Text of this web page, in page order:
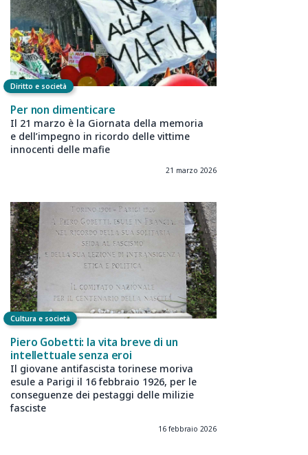
Diritto e società
Per non dimenticare
Il 21 marzo è la Giornata della memoria
e dell’impegno in ricordo delle vittime
innocenti delle mafie
21 marzo 2026
Cultura e società
Piero Gobetti: la vita breve di un
intellettuale senza eroi
Il giovane antifascista torinese moriva
esule a Parigi il 16 febbraio 1926, per le
conseguenze dei pestaggi delle milizie
fasciste
16 febbraio 2026